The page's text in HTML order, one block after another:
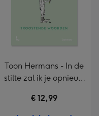
Toon Hermans - In de
stilte zal ik je opnieuw
€ 12,99